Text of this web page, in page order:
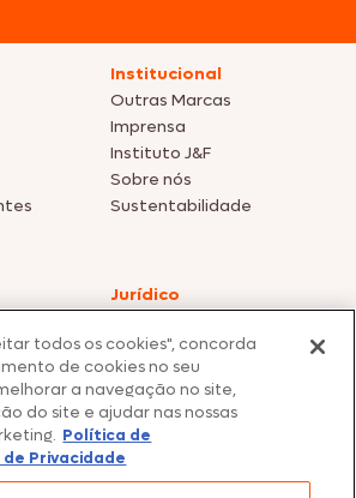
Institucional
Outras Marcas
Imprensa
Instituto J&F
Sobre nós
Sustentabilidade
Jurídico
Política de privacidade
| Ofertas válidas enquanto durarem os
| Vendas sujeitas a análise e confirmação
de pagamento são válidos
efetuadas em nossos parceiros.
todos os cookies", concorda
de cookies no seu
a navegação no site,
do site e ajudar nas nossas
Política de
Privacidade